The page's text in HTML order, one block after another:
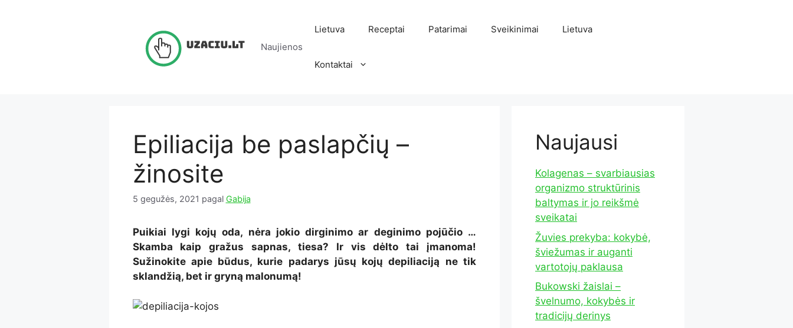
Naujienos
Lietuva Receptai Patarimai Sveikinimai Lietuva
Kontaktai
Epiliacija be paslapčių –
žinosite
5 gegužės, 2021 pagal Gabija
Puikiai lygi kojų oda, nėra jokio dirginimo ar deginimo pojūčio …
Skamba kaip gražus sapnas, tiesa? Ir vis dėlto tai įmanoma!
Sužinokite apie būdus, kurie padarys jūsų kojų depiliaciją ne tik
sklandžią, bet ir gryną malonumą!
Naujausi
Kolagenas – svarbiausias
organizmo struktūrinis
baltymas ir jo reikšmė
sveikatai
Žuvies prekyba: kokybė,
šviežumas ir auganti
vartotojų paklausa
Bukowski žaislai –
švelnumo, kokybės ir
tradicijų derinys